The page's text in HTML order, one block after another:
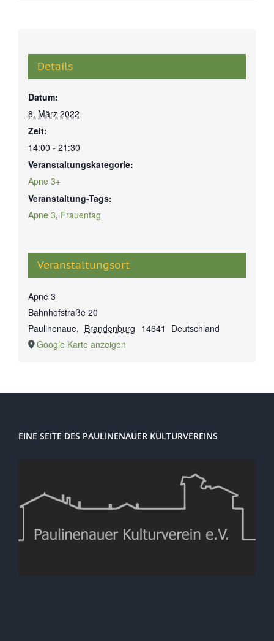
Details
Datum:
8. März 2022
Zeit:
14:00 - 21:30
Veranstaltungskategorie:
Apne 3+
Veranstaltung-Tags:
Apne 3, Frauentag
Veranstaltungsort
Apne 3
Bahnhofstraße 20
Paulinenaue, Brandenburg 14641
Deutschland
Google Karte anzeigen
EINE SEITE DES PAULINENAUER KULTURVEREINS